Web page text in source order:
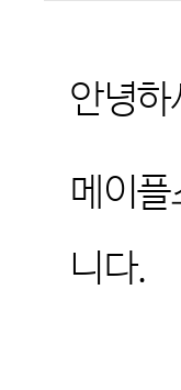
안녕하
메이
니다.